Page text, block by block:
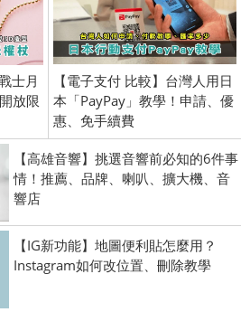
士月
放限
【電子支付 比較】台灣人用日
本「PayPay」教學！申請、優
惠、免手續費
【高雄音響】挑選音響前必知的6件事
情！推薦、品牌、喇叭、擴大機、音
響店
【IG新功能】地圖便利貼怎麼用？
Instagram如何改位置、刪除教學